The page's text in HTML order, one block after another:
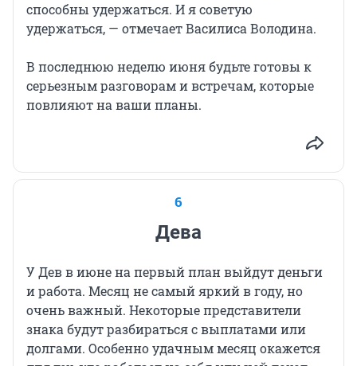
способны удержаться. И я советую
удержаться, — отмечает Василиса Володина.
В последнюю неделю июня будьте готовы к
серьезным разговорам и встречам, которые
повлияют на ваши планы.
6
Дева
У Дев в июне на первый план выйдут деньги
и работа. Месяц не самый яркий в году, но
очень важный. Некоторые представители
знака будут разбираться с выплатами или
долгами. Особенно удачным месяц окажется